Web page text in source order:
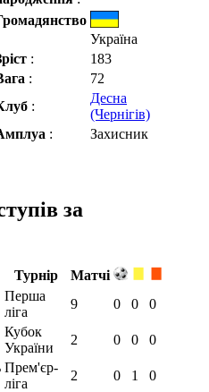
Україна
:
183
:
72
:
Десна
(Чернігів)
: Захисник
за
Турнір
Матчі
Перша
ліга
9 0 0 0
Кубок
України
2 0 0 0
Прем'єр-
ліга
2 0 1 0